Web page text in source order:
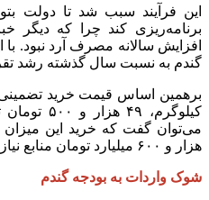
این فرآیند سبب شد تا دولت
برنامه‌ریزی کند چرا که دیگر
افزایش سالانه مصرف آرد نبود.
گندم به نسبت سال گذشته رشد
کیلوگرم،
هزار و ۶۰۰ میلیارد تومان منابع نیاز داشت.
شوک واردات به بودجه گندم